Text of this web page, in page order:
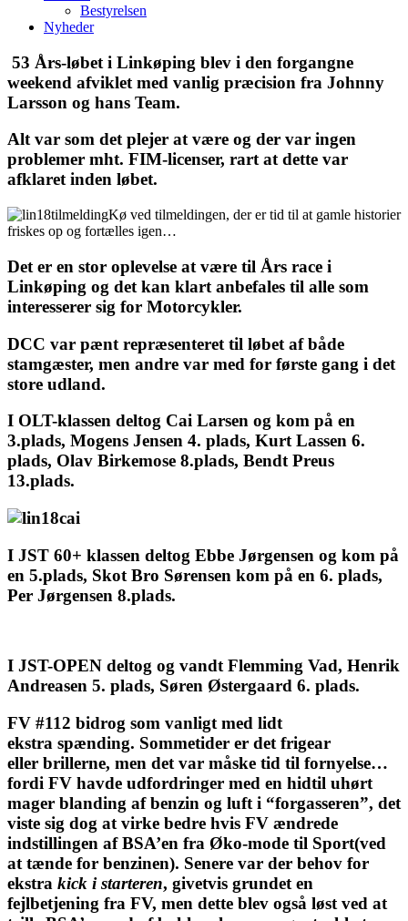
Bestyrelsen
Nyheder
53 Års-løbet i Linkøping blev i den forgangne
weekend afviklet med vanlig præcision fra Johnny
Larsson og hans Team.
Alt var som det plejer at være og der var ingen
problemer mht. FIM-licenser, rart at dette var
afklaret inden løbet.
Kø ved tilmeldingen, der er tid til at gamle historier
friskes op og fortælles igen…
Det er en stor oplevelse at være til Års race i
Linkøping og det kan klart anbefales til alle som
interesserer sig for Motorcykler.
DCC var pænt repræsenteret til løbet af både
stamgæster, men andre var med for første gang i det
store udland.
I OLT-klassen deltog Cai Larsen og kom på en
3.plads, Mogens Jensen 4. plads, Kurt Lassen 6.
plads, Olav Birkemose 8.plads, Bendt Preus
13.plads.
I JST 60+ klassen deltog Ebbe Jørgensen og kom på
en 5.plads, Skot Bro Sørensen kom på en 6. plads,
Per Jørgensen 8.plads.
I JST-OPEN deltog og vandt Flemming Vad, Henrik
Andreasen 5. plads, Søren Østergaard 6. plads.
FV #112 bidrog som vanligt med lidt
ekstra spænding. Sommetider er det frigear
eller brillerne, men det var måske tid til fornyelse…
fordi FV havde udfordringer med en hidtil uhørt
mager blanding af benzin og luft i “forgasseren”, det
viste sig dog at virke bedre hvis FV ændrede
indstillingen af BSA’en fra Øko-mode til Sport(ved
at tænde for benzinen). Senere var der behov for
ekstra kick i starteren, givetvis grundet en
fejlbetjening fra FV, men dette blev også løst ved at